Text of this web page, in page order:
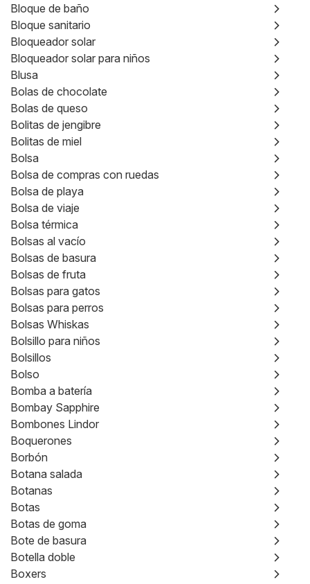
Bloque de baño
Bloque sanitario
Bloqueador solar
Bloqueador solar para niños
Blusa
Bolas de chocolate
Bolas de queso
Bolitas de jengibre
Bolitas de miel
Bolsa
Bolsa de compras con ruedas
Bolsa de playa
Bolsa de viaje
Bolsa térmica
Bolsas al vacío
Bolsas de basura
Bolsas de fruta
Bolsas para gatos
Bolsas para perros
Bolsas Whiskas
Bolsillo para niños
Bolsillos
Bolso
Bomba a batería
Bombay Sapphire
Bombones Lindor
Boquerones
Borbón
Botana salada
Botanas
Botas
Botas de goma
Bote de basura
Botella doble
Boxers